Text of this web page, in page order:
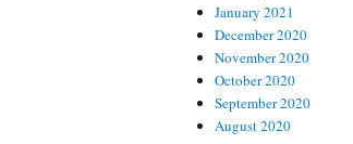
January 2021
December 2020
November 2020
October 2020
September 2020
August 2020